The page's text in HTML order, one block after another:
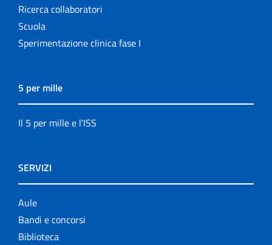
Ricerca collaboratori
Scuola
Sperimentazione clinica fase I
5 per mille
Il 5 per mille e l'ISS
SERVIZI
Aule
Bandi e concorsi
Biblioteca